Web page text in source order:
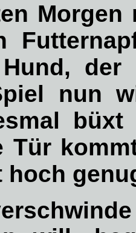
nun
Tür
hoch